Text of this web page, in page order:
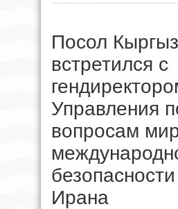
Посол
встретился с
Управления
вопросам
Ирана